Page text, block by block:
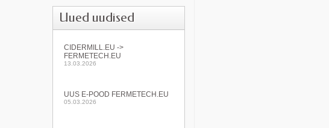
Uued uudised
CIDERMILL.EU ->
FERMETECH.EU
13.03.2026
UUS E-POOD FERMETECH.EU
05.03.2026